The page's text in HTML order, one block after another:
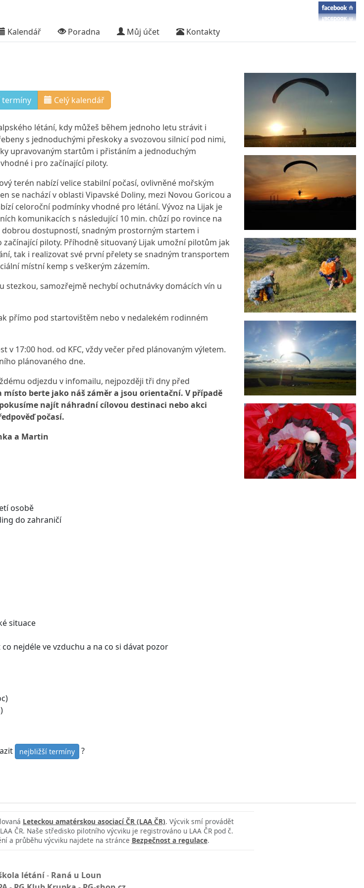
Kalendář Poradna Můj účet Kontakty
termíny Celý kalendář
létání, kdy můžeš během jednoho letu strávit i
s jednoduchými přeskoky a svozovou silnicí pod nimi,
upravovaným startům i přistáním a jednoduchým
i pro začínající piloty.
terén nabízí velice stabilní počasí, ovlivněné mořským
se nachází v oblasti Vipavské Doliny, mezi Novou Goricou a
celoroční podmínky vhodné pro létání. Vývoz na Lijak je
komunikacích s následující 10 min. chůzí po rovince na
dobrou dostupností, snadným prostorným startem i
piloty. Příhodně situovaný Lijak umožní pilotům jak
tak i realizovat své první přelety se snadným transportem
místní kemp s veškerým zázemím.
stezkou, samozřejmě nechybí ochutnávky domácích vín u
přímo pod startovištěm nebo v nedalekém rodinném
v 17:00 hod. od KFC, vždy večer před plánovaným výletem.
plánovaného dne.
odjezdu v infomailu, nejpozději tři dny před
místo berte jako náš záměr a jsou orientační. V případě
najít náhradní cílovou destinaci nebo akci
počasí.
a Martin
osobě
do zahraničí
situace
nejdéle ve vzduchu a na co si dávat pozor
nejbližší termíny ?
Leteckou amatérskou asociací ČR (LAA ČR). Výcvik smí provádět
ČR. Naše středisko pilotního výcviku je registrováno u LAA ČR pod č.
a průběhu výcviku najdete na stránce Bezpečnost a regulace.
létání- Raná u Loun